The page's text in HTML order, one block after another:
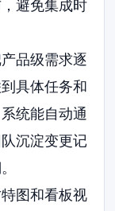
避免集成时
品级需求逐
具体任务和
统能自动通
沉淀变更记
图和看板视